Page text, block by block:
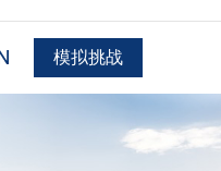
模拟挑战